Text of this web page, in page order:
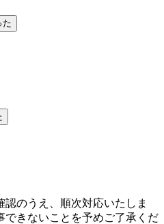
た
のうえ、順次対応いたしま
できないことを予めご了承くだ